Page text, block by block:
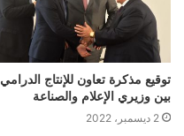
توقيع مذكرة تعاون للإنتاج الدرامي
بين وزيري الإعلام والصناعة
2 ديسمبر، 2022